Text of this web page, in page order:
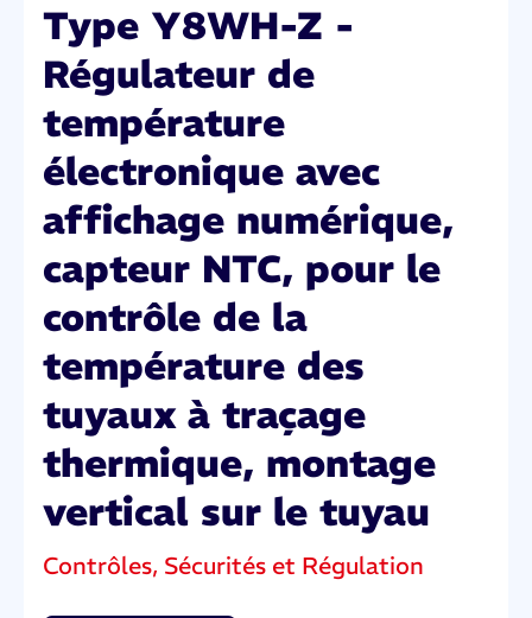
Type Y8WH-Z -
Régulateur de
température
électronique avec
affichage numérique,
capteur NTC, pour le
contrôle de la
température des
tuyaux à traçage
thermique, montage
vertical sur le tuyau
Contrôles, Sécurités et Régulation